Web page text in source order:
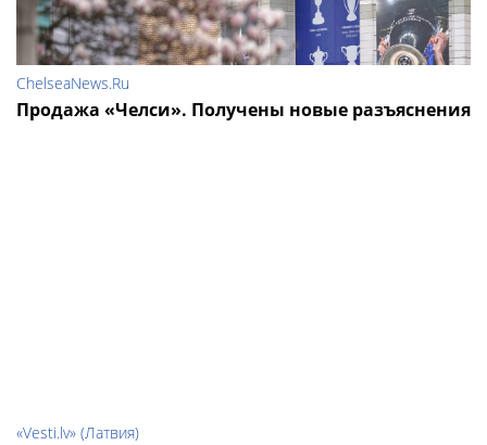
ChelseaNews.Ru
Продажа «Челси». Получены новые разъяснения
«Vesti.lv» (Латвия)